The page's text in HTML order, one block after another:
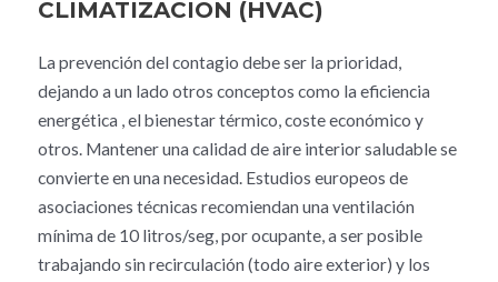
CLIMATIZACION (HVAC)
La prevención del contagio debe ser la prioridad,
dejando a un lado otros conceptos como la eficiencia
energética , el bienestar térmico, coste económico y
otros. Mantener una calidad de aire interior saludable se
convierte en una necesidad. Estudios europeos de
asociaciones técnicas recomiendan una ventilación
mínima de 10 litros/seg, por ocupante, a ser posible
trabajando sin recirculación (todo aire exterior) y los